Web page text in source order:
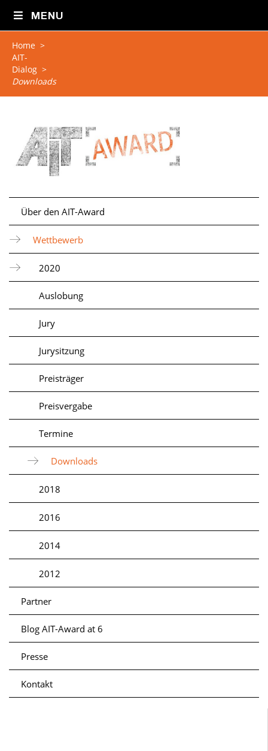
MENU
Home >
AIT-
Dialog >
Downloads
Über den AIT-Award
Wettbewerb
2020
Auslobung
Jury
Jurysitzung
Preisträger
Preisvergabe
Termine
Downloads
2018
2016
2014
2012
Partner
Blog AIT-Award at 6
Presse
Kontakt